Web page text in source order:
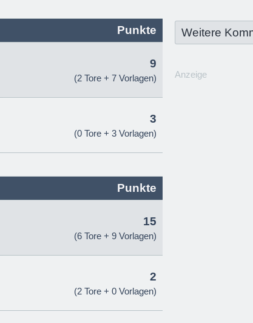
Punkte
9
(2 Tore + 7 Vorlagen)
3
(0 Tore + 3 Vorlagen)
Punkte
15
(6 Tore + 9 Vorlagen)
2
(2 Tore + 0 Vorlagen)
Weitere
Anzeige